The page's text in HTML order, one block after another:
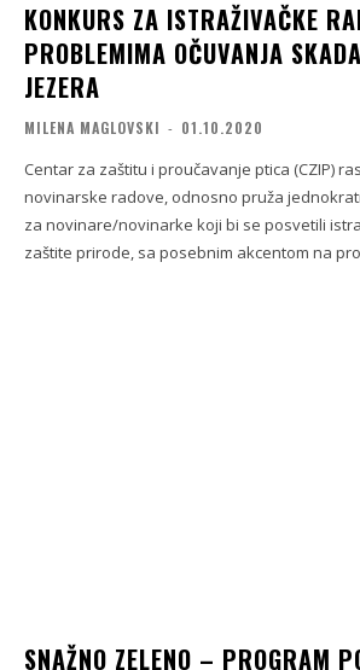
KONKURS ZA ISTRAŽIVAČKE
PROBLEMIMA OČUVANJA
JEZERA
MILENA MAGLOVSKI - 01.10.2020
Centar za zaštitu i proučavanje ptica (CZIP)
novinarske radove, odnosno pruža
za novinare/novinarke koji bi se posvetili
zaštite prirode, sa posebnim akcentom na
SNAŽNO ZELENO – PROGRAM